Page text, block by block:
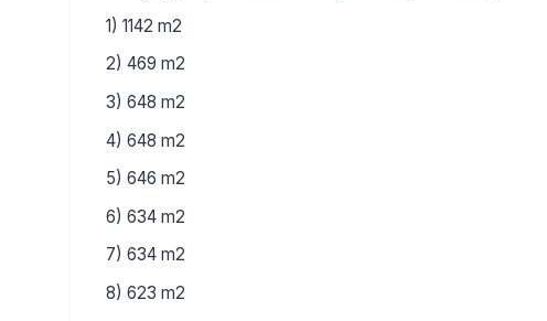
1) 1142 m2
2) 469 m2
3) 648 m2
4) 648 m2
5) 646 m2
6) 634 m2
7) 634 m2
8) 623 m2